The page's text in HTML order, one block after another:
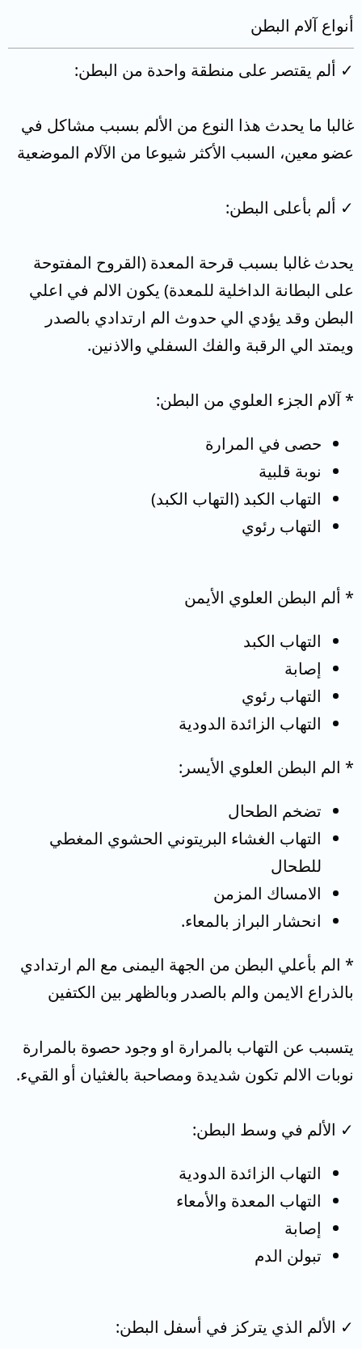
أنواع آلام البطن
✓ ألم يقتصر على منطقة واحدة من البطن:
غالبا ما يحدث هذا النوع من الألم بسبب مشاكل في
عضو معين، السبب الأكثر شيوعا من الآلام الموضعية
✓ ألم بأعلى البطن:
يحدث غالبا بسبب قرحة المعدة (القروح المفتوحة
على البطانة الداخلية للمعدة) يكون الالم في اعلي
البطن وقد يؤدي الي حدوث الم ارتدادي بالصدر
ويمتد الي الرقبة والفك السفلي والاذنين.
* آلام الجزء العلوي من البطن:
حصى في المرارة
نوبة قلبية
التهاب الكبد (التهاب الكبد)
التهاب رئوي
* ألم البطن العلوي الأيمن
التهاب الكبد
إصابة
التهاب رئوي
التهاب الزائدة الدودية
* الم البطن العلوي الأيسر:
تضخم الطحال
التهاب الغشاء البريتوني الحشوي المغطي
للطحال
الامساك المزمن
انحشار البراز بالمعاء.
* الم بأعلي البطن من الجهة اليمنى مع الم ارتدادي
بالذراع الايمن والم بالصدر وبالظهر بين الكتفين
يتسبب عن التهاب بالمرارة او وجود حصوة بالمرارة
نوبات الالم تكون شديدة ومصاحبة بالغثيان أو القيء.
✓ الألم في وسط البطن:
التهاب الزائدة الدودية
التهاب المعدة والأمعاء
إصابة
تبولن الدم
✓ الألم الذي يتركز في أسفل البطن: